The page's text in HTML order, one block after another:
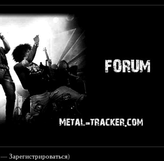
—Зарегистрироваться)